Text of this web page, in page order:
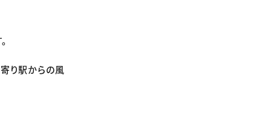
り駅からの風